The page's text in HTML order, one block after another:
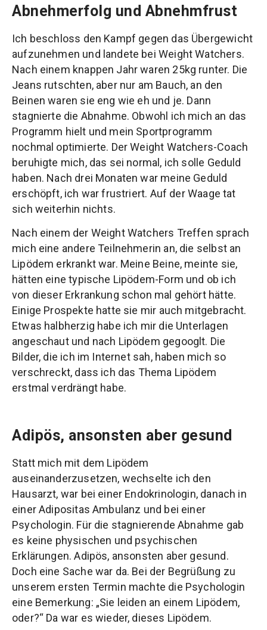
Abnehmerfolg und Abnehmfrust
Ich beschloss den Kampf gegen das Übergewicht
aufzunehmen und landete bei Weight Watchers.
Nach einem knappen Jahr waren 25kg runter. Die
Jeans rutschten, aber nur am Bauch, an den
Beinen waren sie eng wie eh und je. Dann
stagnierte die Abnahme. Obwohl ich mich an das
Programm hielt und mein Sportprogramm
nochmal optimierte. Der Weight Watchers-Coach
beruhigte mich, das sei normal, ich solle Geduld
haben. Nach drei Monaten war meine Geduld
erschöpft, ich war frustriert. Auf der Waage tat
sich weiterhin nichts.
Nach einem der Weight Watchers Treffen sprach
mich eine andere Teilnehmerin an, die selbst an
Lipödem erkrankt war. Meine Beine, meinte sie,
hätten eine typische Lipödem-Form und ob ich
von dieser Erkrankung schon mal gehört hätte.
Einige Prospekte hatte sie mir auch mitgebracht.
Etwas halbherzig habe ich mir die Unterlagen
angeschaut und nach Lipödem gegooglt. Die
Bilder, die ich im Internet sah, haben mich so
verschreckt, dass ich das Thema Lipödem
erstmal verdrängt habe.
Adipös, ansonsten aber gesund
Statt mich mit dem Lipödem
auseinanderzusetzen, wechselte ich den
Hausarzt, war bei einer Endokrinologin, danach in
einer Adipositas Ambulanz und bei einer
Psychologin. Für die stagnierende Abnahme gab
es keine physischen und psychischen
Erklärungen. Adipös, ansonsten aber gesund.
Doch eine Sache war da. Bei der Begrüßung zu
unserem ersten Termin machte die Psychologin
eine Bemerkung: „Sie leiden an einem Lipödem,
oder?“ Da war es wieder, dieses Lipödem.